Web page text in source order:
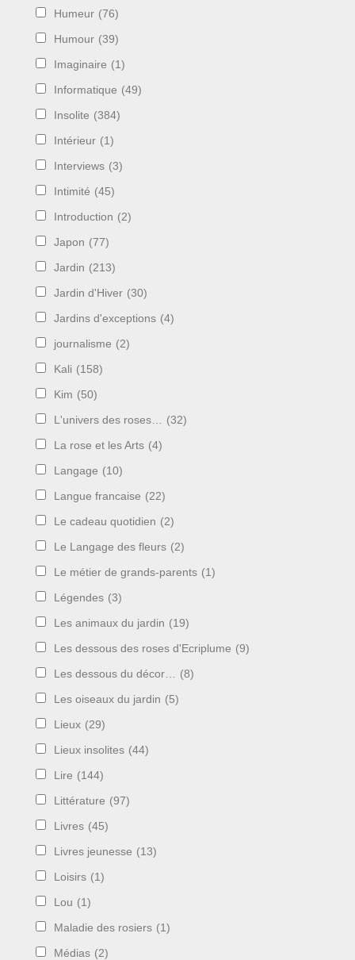
Humeur (76)
Humour (39)
Imaginaire (1)
Informatique (49)
Insolite (384)
Intérieur (1)
Interviews (3)
Intimité (45)
Introduction (2)
Japon (77)
Jardin (213)
Jardin d'Hiver (30)
Jardins d'exceptions (4)
journalisme (2)
Kali (158)
Kim (50)
L'univers des roses… (32)
La rose et les Arts (4)
Langage (10)
Langue francaise (22)
Le cadeau quotidien (2)
Le Langage des fleurs (2)
Le métier de grands-parents (1)
Légendes (3)
Les animaux du jardin (19)
Les dessous des roses d'Ecriplume (9)
Les dessous du décor… (8)
Les oiseaux du jardin (5)
Lieux (29)
Lieux insolites (44)
Lire (144)
Littérature (97)
Livres (45)
Livres jeunesse (13)
Loisirs (1)
Lou (1)
Maladie des rosiers (1)
Médias (2)